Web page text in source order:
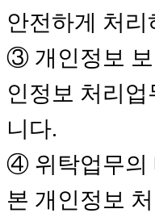
안전하게 처
③ 개인정보 보
인정보 처리
니다.
④ 위탁업무의
본 개인정보